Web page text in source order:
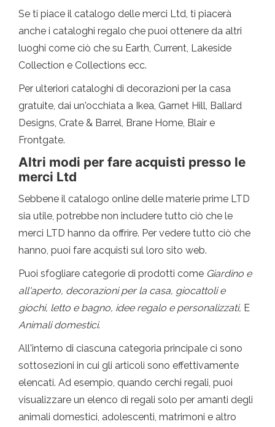
Se ti piace il catalogo delle merci Ltd, ti piacerà
anche i cataloghi regalo che puoi ottenere da altri
luoghi come ciò che su Earth, Current, Lakeside
Collection e Collections ecc.
Per ulteriori cataloghi di decorazioni per la casa
gratuite, dai un'occhiata a Ikea, Garnet Hill, Ballard
Designs, Crate & Barrel, Brane Home, Blair e
Frontgate.
Altri modi per fare acquisti presso le
merci Ltd
Sebbene il catalogo online delle materie prime LTD
sia utile, potrebbe non includere tutto ciò che le
merci LTD hanno da offrire. Per vedere tutto ciò che
hanno, puoi fare acquisti sul loro sito web.
Puoi sfogliare categorie di prodotti come Giardino e
all'aperto, decorazioni per la casa, giocattoli e
giochi, letto e bagno, idee regalo e personalizzati, E
Animali domestici.
All'interno di ciascuna categoria principale ci sono
sottosezioni in cui gli articoli sono effettivamente
elencati. Ad esempio, quando cerchi regali, puoi
visualizzare un elenco di regali solo per amanti degli
animali domestici, adolescenti, matrimoni e altro